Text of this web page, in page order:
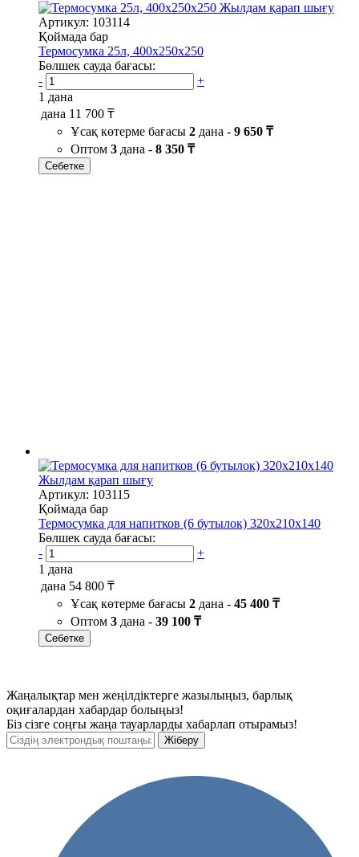
Жылдам қарап шығу
Артикул: 103114
Қоймада бар
Термосумка 25л, 400х250х250
Бөлшек сауда бағасы:
-
+
1 дана
дана 11 700 ₸
Ұсақ көтерме бағасы 2 дана - 9 650 ₸
Оптом 3 дана - 8 350 ₸
Себетке
Жылдам қарап шығу
Артикул: 103115
Қоймада бар
Термосумка для напитков (6 бутылок) 320х210х140
Бөлшек сауда бағасы:
-
+
1 дана
дана 54 800 ₸
Ұсақ көтерме бағасы 2 дана - 45 400 ₸
Оптом 3 дана - 39 100 ₸
Себетке
Жаңалықтар мен жеңілдіктерге жазылыңыз, барлық
оқиғалардан хабардар болыңыз!
Біз сізге соңғы жаңа тауарларды хабарлап отырамыз!